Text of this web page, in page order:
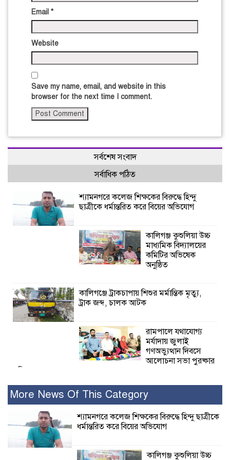
Email *
Website
Save my name, email, and website in this
browser for the next time I comment.
সর্বশেষ সংবাদ
সর্বাধিক পঠিত
শ্যামনগরে কলেজ শিক্ষকের বিরুদ্ধে হিন্দু
ছাত্রীকে ধর্মান্তরিত করে বিয়ের অভিযোগ
কালিগঞ্জ কুশুলিয়া উচ্চ
মাধ্যমিক বিদ্যালয়ের
কমিটির অভিষেক
অনুষ্ঠিত
কালিগঞ্জে ট্রাকচাপায় শিশুর মর্মান্তিক মৃত্যু,
ট্রাক জব্দ, চালক আটক
রামপালে যথাযোগ্য
মর্যাদায় জুলাই
গণঅভ্যুত্থান দিবসে
আলোচনা সভা পুরষ্কার
২৮ জনের সাক্ষ্য শেষ, কাদেরসহ সাতজনের
জামায়াত: নুরুল হক
More News Of This Category
শ্যামনগরে কলেজ শিক্ষকের বিরুদ্ধে হিন্দু ছাত্রীকে
ধর্মান্তরিত করে বিয়ের অভিযোগ
কালিগঞ্জ কুশুলিয়া উচ্চ